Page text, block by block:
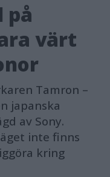
på
värt
Tamron –
japanska
av Sony.
inte finns
kring